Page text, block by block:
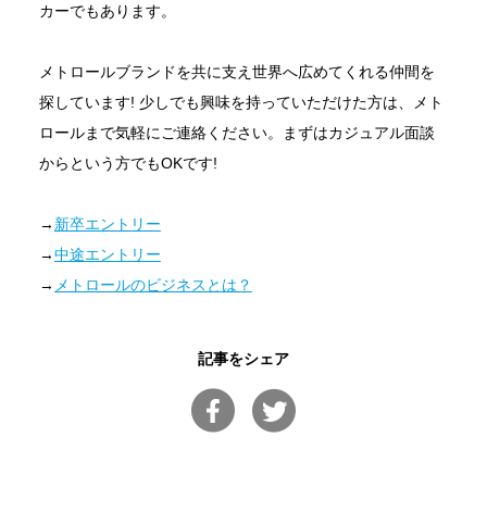
カーでもあります。
メトロールブランドを共に支え世界へ広めてくれる仲間を
探しています! 少しでも興味を持っていただけた方は、メト
ロールまで気軽にご連絡ください。まずはカジュアル面談
からという方でもOKです!
→ 新卒エントリー
→中途エントリー
→ メトロールのビジネスとは？
記事をシェア